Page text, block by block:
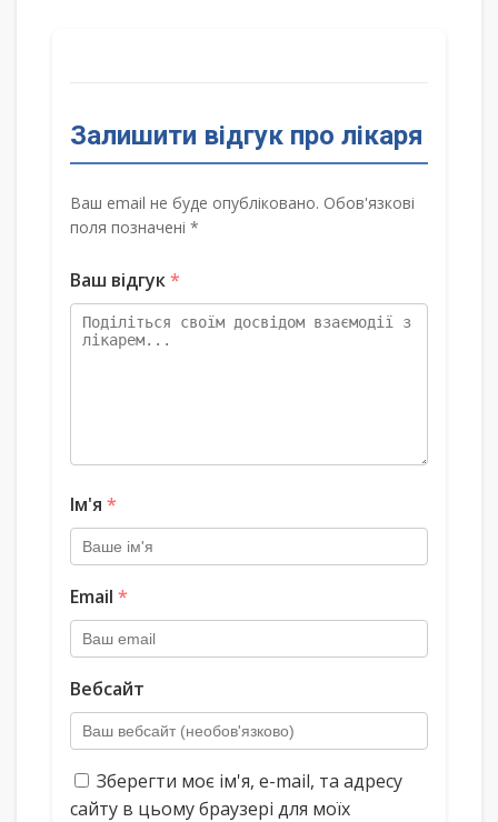
Залишити відгук про лікаря
Ваш email не буде опубліковано. Обов'язкові
поля позначені *
Ваш відгук*
Ім'я *
Email *
Вебсайт
Зберегти моє ім'я, e-mail, та адресу
сайту в цьому браузері для моїх